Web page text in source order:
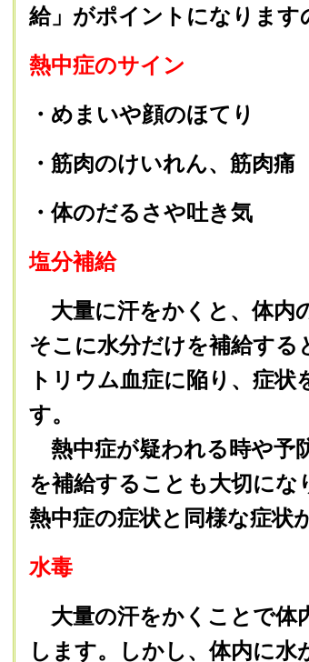
給」がポイントになります
熱中症のサイン
・めまいや顔のほてり
・筋肉のけいれん、筋肉痛
・体のだるさや吐き気
塩分補給
大量に汗をかくと、体内
そこに水分だけを補給する
トリウム血症に陥り、症
す。
熱中症が疑われる時や予
を補給することも大切にな
熱中症の症状と同様な症状
水毒
大量の汗をかくことで体
します。しかし、体内に